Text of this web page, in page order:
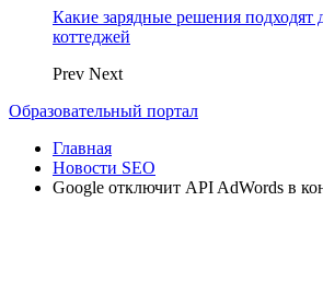
Какие зарядные решения подходят
коттеджей
Prev Next
Образовательный портал
Главная
Новости SEO
Google отключит API AdWords в